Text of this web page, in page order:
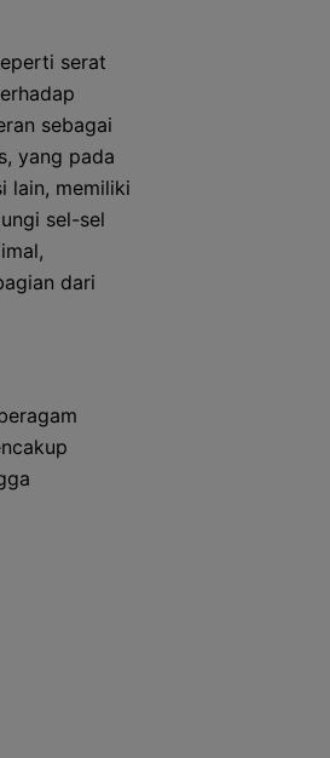
serat
sebagai
yang pada
lain, memiliki
sel-sel
dari